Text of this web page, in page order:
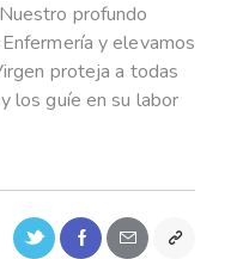
profundo
y elevamos
proteja a todas
los guíe en su labor